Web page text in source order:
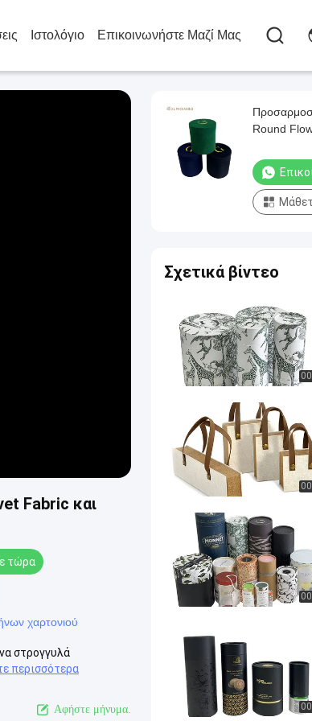
Ιστολόγιο Επικοινωνήστε Μαζί Μας
Fabric και
τώρα
χαρτονιού
στρογγυλά
περισσότερα
Αφήστε μήνυμα.
Round
Σχετικά βίντεο